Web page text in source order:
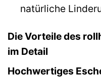
natürliche
Die Vorteile des
im Detail
Hochwertiges